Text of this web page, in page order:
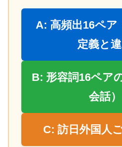
A: 高頻出16ペア
定義と
B: 形容詞16ペア
会話
C: 訪日外国人